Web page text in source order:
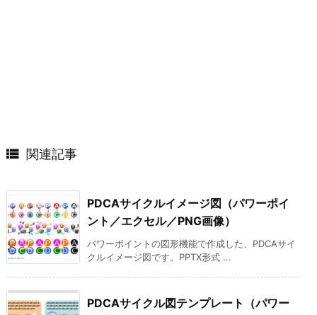
 関連記事
PDCAサイクルイメージ図（パワーポイ
ント／エクセル／PNG画像）
パワーポイントの図形機能で作成した、PDCAサイ
クルイメージ図です。PPTX形式 ...
PDCAサイクル図テンプレート（パワー